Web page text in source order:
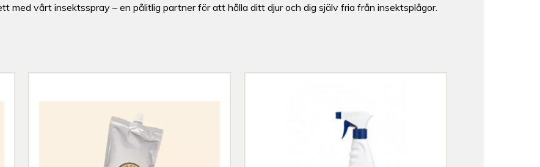
med vårt insektsspray – en pålitlig partner för att hålla ditt djur och dig själv fria från insektsplågor.